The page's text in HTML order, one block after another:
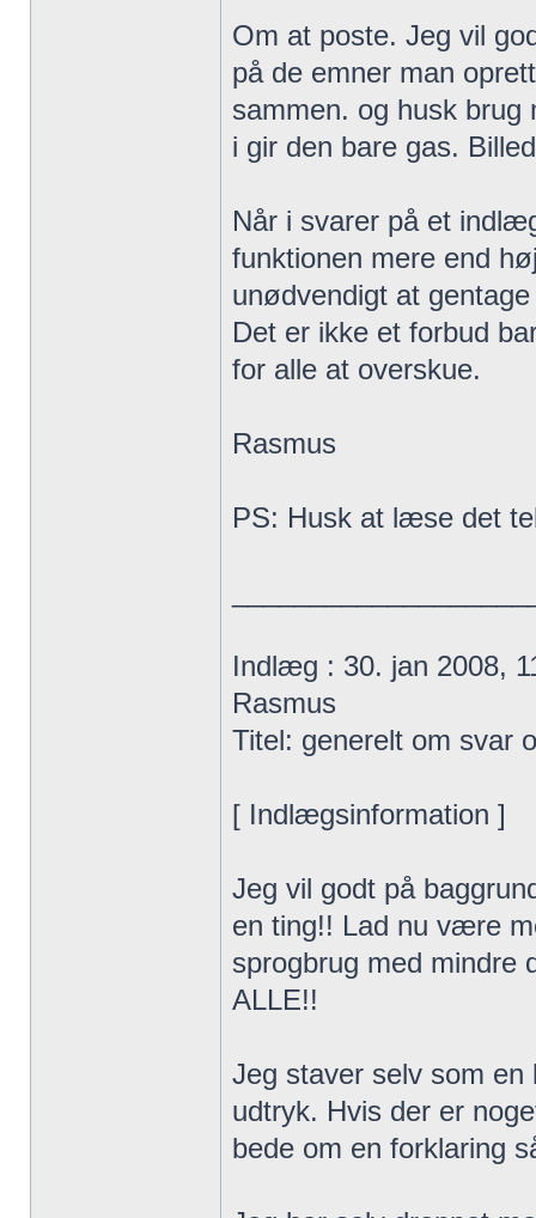
Om at poste. Jeg vil
på de emner man
sammen. og husk brug
i gir den bare gas.
Når i svarer på et
funktionen mere end
unødvendigt at
Det er ikke et forbud
for alle at overskue.
Rasmus
PS: Husk at læse det
Indlæg : 30. jan 2008,
Rasmus
Titel: generelt om svar
[ Indlægsinformation ]
Jeg vil godt på
en ting!! Lad nu være
sprogbrug med mindre
ALLE!!
Jeg staver selv som
udtryk. Hvis der er
bede om en forklaring